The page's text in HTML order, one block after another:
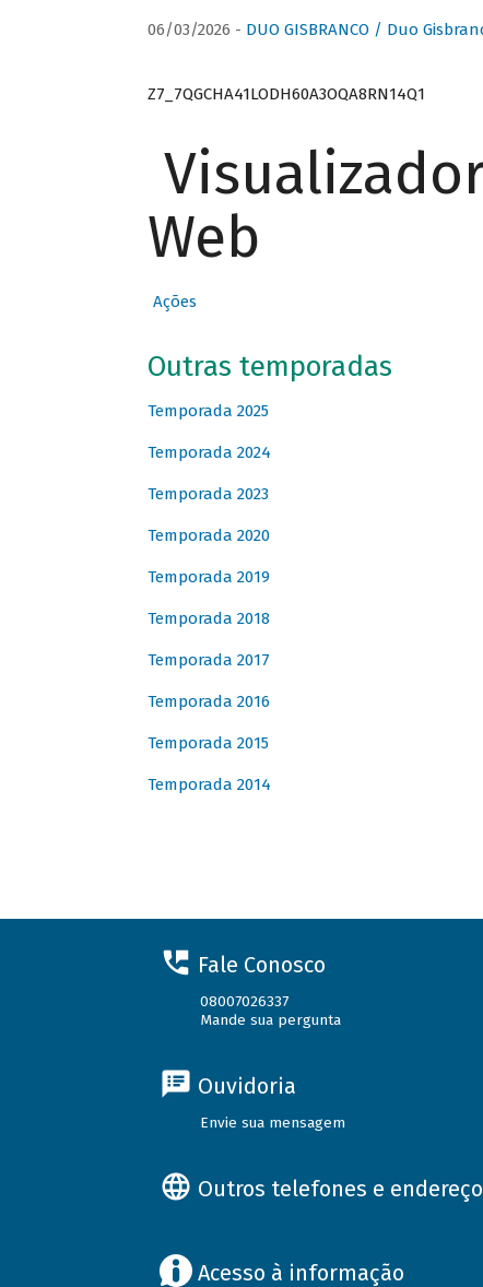
06/03/2026 - DUO GISBRANCO / Duo
Z7_7QGCHA41LODH60A3OQA8RN14Q1
Web
Ações
Outras temporadas
Temporada 2025
Temporada 2024
Temporada 2023
Temporada 2020
Temporada 2019
Temporada 2018
Temporada 2017
Temporada 2016
Temporada 2015
Temporada 2014
Fale Conosco
08007026337
Mande sua pergunta
Ouvidoria
Envie sua mensagem
Outros telefones e
Acesso à informação